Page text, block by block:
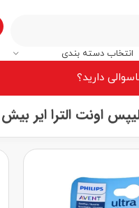
انتخاب دسته بندی
سوالی دارید؟
الترا ایر بیش 50 مدل